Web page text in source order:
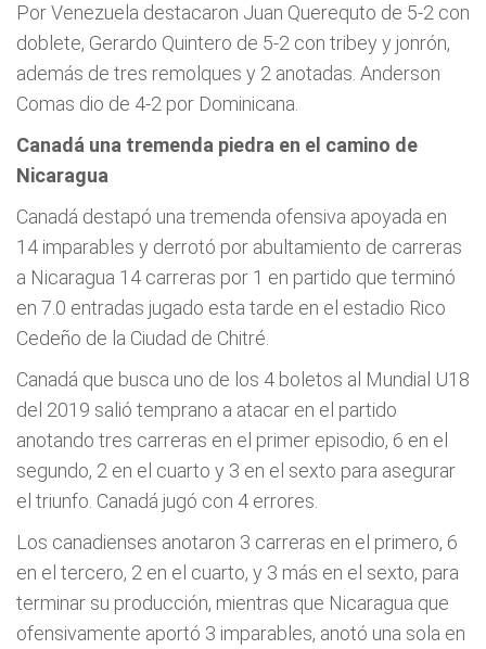
Por Venezuela destacaron Juan Querequto de 5-2 con
doblete, Gerardo Quintero de 5-2 con tribey y jonrón,
además de tres remolques y 2 anotadas. Anderson
Comas dio de 4-2 por Dominicana.
Canadá una tremenda piedra en el camino de
Nicaragua
Canadá destapó una tremenda ofensiva apoyada en
14 imparables y derrotó por abultamiento de carreras
a Nicaragua 14 carreras por 1 en partido que terminó
en 7.0 entradas jugado esta tarde en el estadio Rico
Cedeño de la Ciudad de Chitré.
Canadá que busca uno de los 4 boletos al Mundial U18
del 2019 salió temprano a atacar en el partido
anotando tres carreras en el primer episodio, 6 en el
segundo, 2 en el cuarto y 3 en el sexto para asegurar
el triunfo. Canadá jugó con 4 errores.
Los canadienses anotaron 3 carreras en el primero, 6
en el tercero, 2 en el cuarto, y 3 más en el sexto, para
terminar su producción, mientras que Nicaragua que
ofensivamente aportó 3 imparables, anotó una sola en